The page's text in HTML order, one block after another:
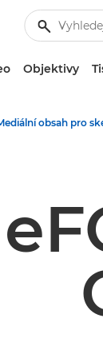
Objektivy